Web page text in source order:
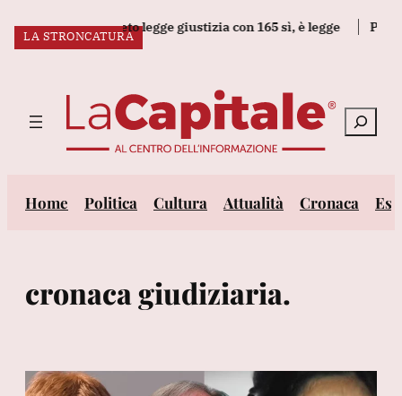
ULTIM’ORA:
il decreto legge giustizia con 165 sì, è legge Premier
Cerca
Home Politica Cultura Attualità Cronaca
cronaca giudiziaria.
L’EX GIUDICE
LA STRONCATURA